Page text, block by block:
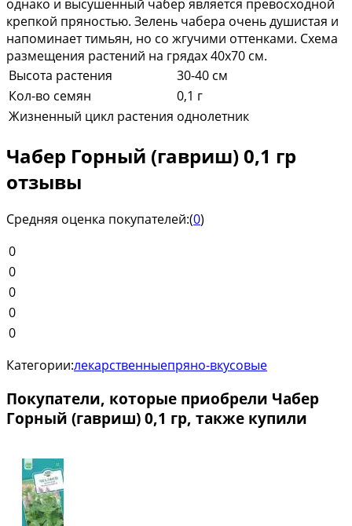
однако и высушенный чабер является превосходной
крепкой пряностью. Зелень чабера очень душистая и
напоминает тимьян, но со жгучими оттенками. Схема
размещения растений на грядах 40х70 см.
Высота растения
30-40 см
Кол-во семян
0,1 г
Жизненный цикл растения однолетник
Чабер Горный (гавриш) 0,1 гр
отзывы
Средняя оценка покупателей:(0)
0
0
0
0
0
Категории:лекарственныепряно-вкусовые
Покупатели, которые приобрели Чабер
Горный (гавриш) 0,1 гр, также купили